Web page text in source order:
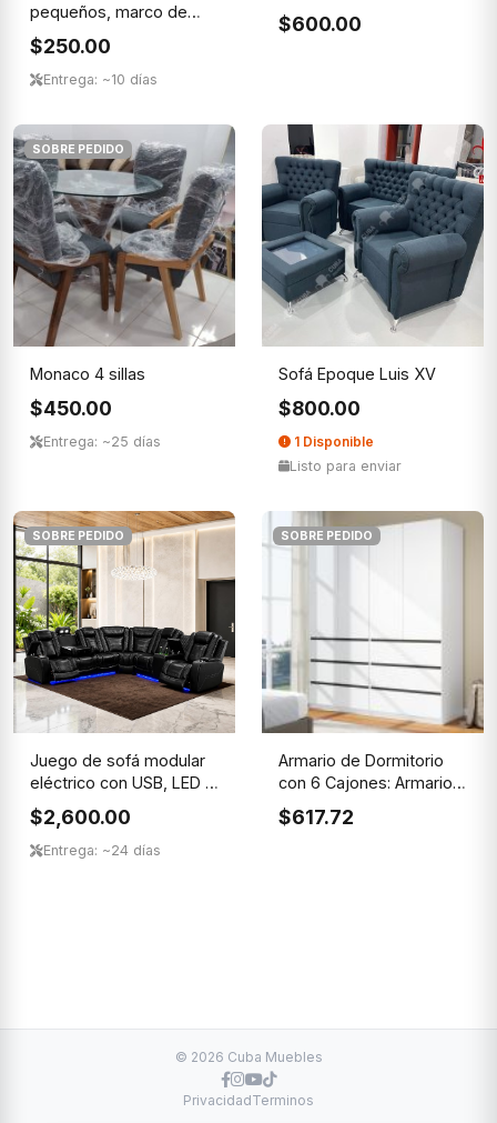
pequeños, marco de
cama para ni...
$250.00
Entrega: ~10 días
$600.00
SOBRE PEDIDO
Monaco 4 sillas
$450.00
Entrega: ~25 días
Sofá Epoque Luis XV
$800.00
1 Disponible
Listo para enviar
SOBRE PEDIDO
Juego de sofá modular
eléctrico con USB, LED y
...
$2,600.00
Entrega: ~24 días
SOBRE PEDIDO
Armario de Dormitorio
con 6 Cajones: Armario
Bl...
$617.72
© 2026 Cuba Muebles
PrivacidadTerminos